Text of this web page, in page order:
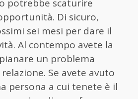
potrebbe scaturire
Di sicuro,
sei mesi per dare il
Al contempo avete la
un problema
Se avete avuto
persona a cui tenete è il